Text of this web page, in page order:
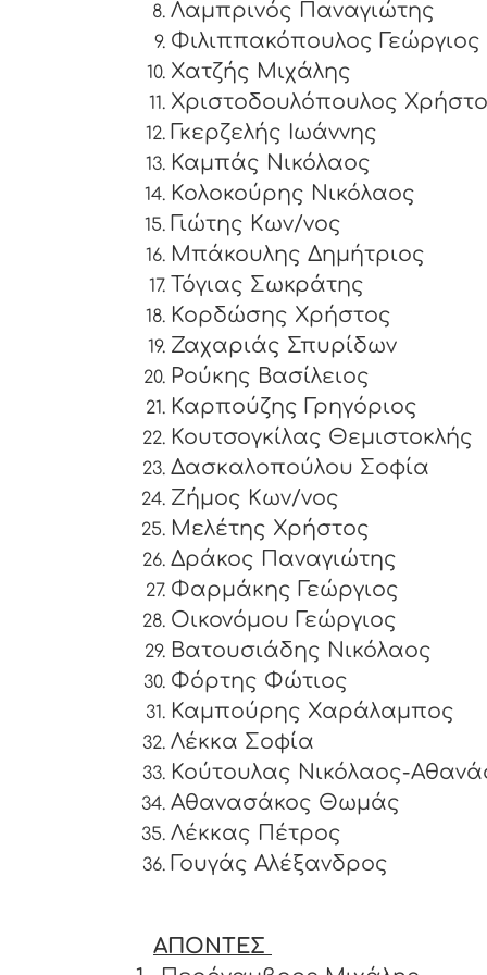
Λαμπρινός Παναγιώτης
Φιλιππακόπουλος Γεώργιος
Χατζής Μιχάλης
Χριστοδουλόπουλος
Γκερζελής Ιωάννης
Καμπάς Νικόλαος
Κολοκούρης Νικόλαος
Γιώτης Κων/νος
Μπάκουλης Δημήτριος
Τόγιας Σωκράτης
Κορδώσης Χρήστος
Ζαχαριάς Σπυρίδων
Ρούκης Βασίλειος
Καρπούζης Γρηγόριος
Κουτσογκίλας Θεμιστοκλής
Δασκαλοπούλου Σοφία
Ζήμος Κων/νος
Μελέτης Χρήστος
Δράκος Παναγιώτης
Φαρμάκης Γεώργιος
Οικονόμου Γεώργιος
Βατουσιάδης Νικόλαος
Φόρτης Φώτιος
Καμπούρης Χαράλαμπος
Λέκκα Σοφία
Κούτουλας Νικόλαος-
Αθανασάκος Θωμάς
Λέκκας Πέτρος
Γουγάς Αλέξανδρος
ΑΠΟΝΤΕΣ